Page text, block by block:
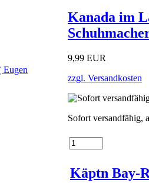
Kanada im
9,99 EUR
zzgl. Versandkosten
Sofort versandfähig,
Käptn Bay-